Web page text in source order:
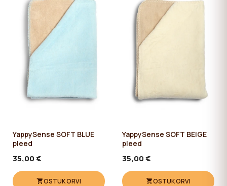
YappySense SOFT BLUE
pleed
35,00 €
OSTUKORVI
YappySense SOFT BEIGE
pleed
35,00 €
OSTUKORVI